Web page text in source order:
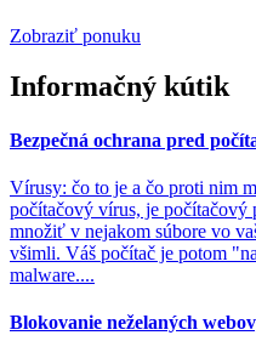
Zobraziť ponuku
Informačný kútik
Bezpečná ochrana pred
Vírusy: čo to je a čo proti nim
počítačový vírus, je počítačový
množiť v nejakom súbore vo
všimli. Váš počítač je potom
malware....
Blokovanie neželaných